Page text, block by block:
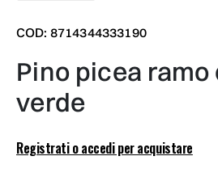
COD: 8714344333190
pino picea ramo cm.115
verde
Registrati o accedi per acquistare